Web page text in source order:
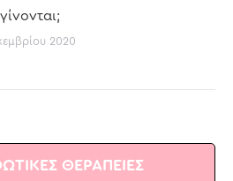
2020
ΘΕΡΑΠΕΙΕΣ